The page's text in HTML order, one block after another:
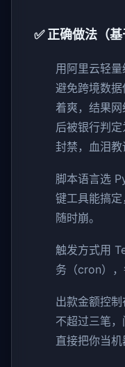
✅ 正确做法（基
用阿里云轻量
避免跨境数
着爽，结果
后被银行判定
封禁，血泪教
脚本语言选
键工具能搞
随时崩。
触发方式用
务（cron），
出款金额控
不超过三笔
直接把你当机